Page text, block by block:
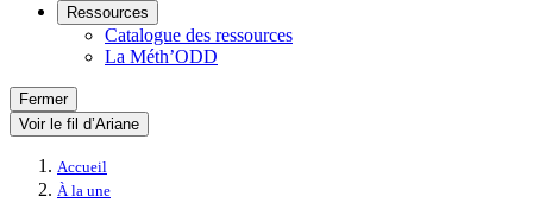
Ressources
Catalogue des ressources
La Méth’ODD
Fermer
Voir le fil d’Ariane
Accueil
À la une